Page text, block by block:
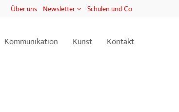
Über uns Newsletter Schulen und Co
Kommunikation Kunst Kontakt